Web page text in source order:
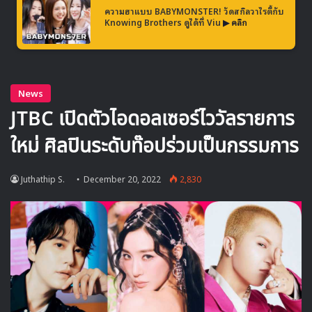
TAG HEUER CARRERA Automatic Chronograph –
Diameter 44 mm CBN2A1A.BA0643
นาฬิกา TAG HEUER รุ่น MONACO ที่คลาสสิคสุดๆ ให้ได้เห็น
กันอีก ซึ่งนาฬิกาเรือนนี้ปรากฎในฉากที่ จินโดจุน ไปสนามแข่ง
รถ โดยนาฬิการุ่นนี้มีสตอรี่เชื่อมโยงกับการแข่งรถเพราะเป็น
นาฬิการุ่นที่ สตีฟ แมคควีนส์ ใส่ในภาพยนตร์เรื่อง Le Mans ปี
1971 ซึ่งงเป็นเรื่องราวของนักแข่งรถ
ความฮาแบบ BABYMONSTER! วัดสกิลวาไรตี้กับ
Knowing Brothers ดูได้ที่ Viu ▶ คลิก